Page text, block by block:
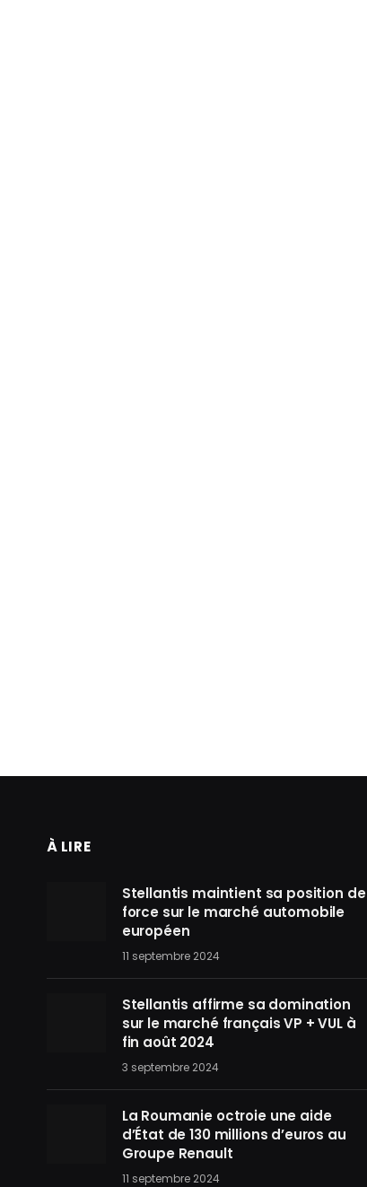
À LIRE
Stellantis maintient sa position de
force sur le marché automobile
européen
11 septembre 2024
Stellantis affirme sa domination
sur le marché français VP + VUL à
fin août 2024
3 septembre 2024
La Roumanie octroie une aide
d’État de 130 millions d’euros au
Groupe Renault
11 septembre 2024